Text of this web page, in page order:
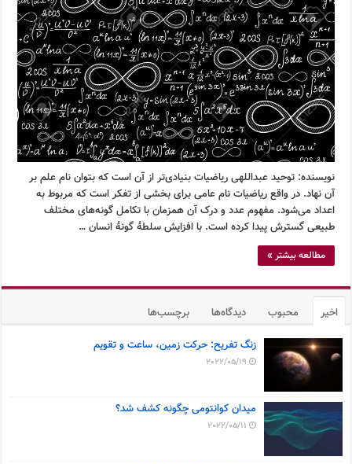
نویسنده: توحید عبداللهی ریاضیات بنیادی‌تر از آن است که بتوان نام علم بر
آن نهاد. در واقع ریاضیات نام عامی برای بخشی از تفکر است که مربوط به
اعداد می‌شود. مفهوم عدد و درک آن همزمان با تکامل گونه‌های مختلف
طبیعی گسترش پیدا کرده است. با افزایش سلطۀ گونۀ انسان …
مطالعه بیشتر »
اخیر محبوب دیدگاه‌ها برچسب‌ها
زنگ تفریح: حرکت زمین، ساعت و تقویم
2022/05/19
میدان کوانتومی چگونه کشف شد؟
2022/05/11